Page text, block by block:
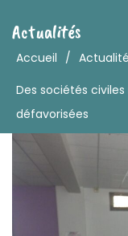
Actualités
Accueil /
Des sociétés
défavorisées